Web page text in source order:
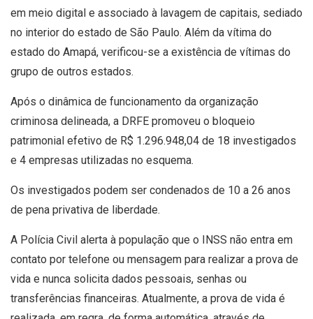
em meio digital e associado à lavagem de capitais, sediado
no interior do estado de São Paulo. Além da vítima do
estado do Amapá, verificou-se a existência de vítimas do
grupo de outros estados.
Após o dinâmica de funcionamento da organização
criminosa delineada, a DRFE promoveu o bloqueio
patrimonial efetivo de R$ 1.296.948,04 de 18 investigados
e 4 empresas utilizadas no esquema.
Os investigados podem ser condenados de 10 a 26 anos
de pena privativa de liberdade.
A Polícia Civil alerta à população que o INSS não entra em
contato por telefone ou mensagem para realizar a prova de
vida e nunca solicita dados pessoais, senhas ou
transferências financeiras. Atualmente, a prova de vida é